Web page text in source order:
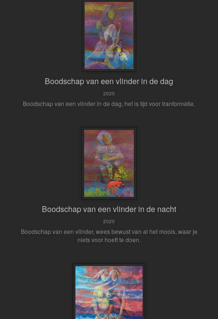
Boodschap van een vlinder in de dag
2020
Boodschap van een vlinder in de dag, het is tijd voor tranformatie.
Boodschap van een vlinder in de nacht
2020
Boodschap van een vlinder, wees bewust van al het moois, waar je
niets voor hoeft te doen.